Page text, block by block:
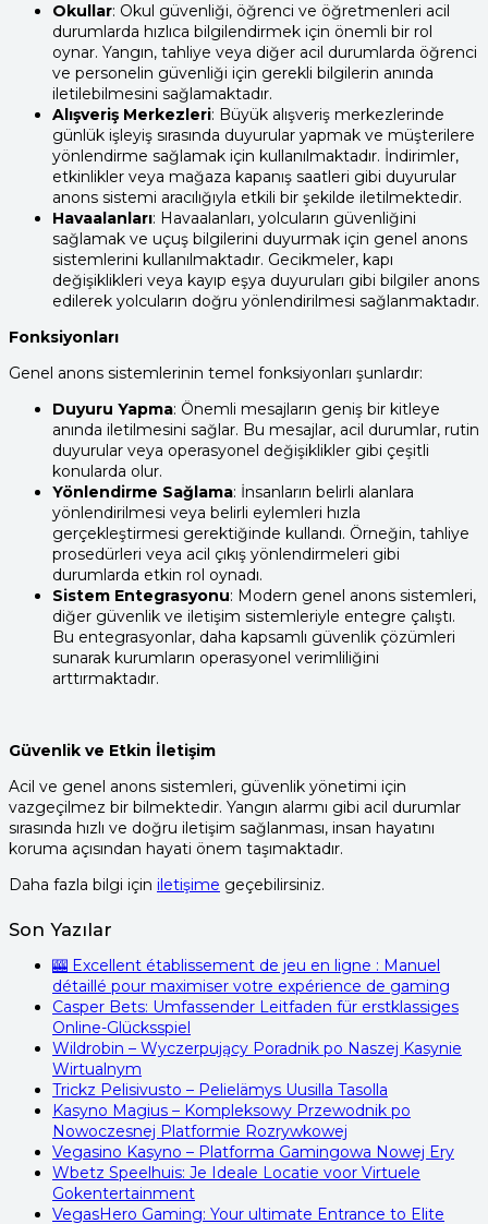
Okullar: Okul güvenliği, öğrenci ve öğretmenleri acil
durumlarda hızlıca bilgilendirmek için önemli bir rol
oynar. Yangın, tahliye veya diğer acil durumlarda öğrenci
ve personelin güvenliği için gerekli bilgilerin anında
iletilebilmesini sağlamaktadır.
Alışveriş Merkezleri: Büyük alışveriş merkezlerinde
günlük işleyiş sırasında duyurular yapmak ve müşterilere
yönlendirme sağlamak için kullanılmaktadır. İndirimler,
etkinlikler veya mağaza kapanış saatleri gibi duyurular
anons sistemi aracılığıyla etkili bir şekilde iletilmektedir.
Havaalanları: Havaalanları, yolcuların güvenliğini
sağlamak ve uçuş bilgilerini duyurmak için genel anons
sistemlerini kullanılmaktadır. Gecikmeler, kapı
değişiklikleri veya kayıp eşya duyuruları gibi bilgiler anons
edilerek yolcuların doğru yönlendirilmesi sağlanmaktadır.
Fonksiyonları
Genel anons sistemlerinin temel fonksiyonları şunlardır:
Duyuru Yapma: Önemli mesajların geniş bir kitleye
anında iletilmesini sağlar. Bu mesajlar, acil durumlar, rutin
duyurular veya operasyonel değişiklikler gibi çeşitli
konularda olur.
Yönlendirme Sağlama: İnsanların belirli alanlara
yönlendirilmesi veya belirli eylemleri hızla
gerçekleştirmesi gerektiğinde kullandı. Örneğin, tahliye
prosedürleri veya acil çıkış yönlendirmeleri gibi
durumlarda etkin rol oynadı.
Sistem Entegrasyonu: Modern genel anons sistemleri,
diğer güvenlik ve iletişim sistemleriyle entegre çalıştı.
Bu entegrasyonlar, daha kapsamlı güvenlik çözümleri
sunarak kurumların operasyonel verimliliğini
arttırmaktadır.
Güvenlik ve Etkin İletişim
Acil ve genel anons sistemleri, güvenlik yönetimi için
vazgeçilmez bir bilmektedir. Yangın alarmı gibi acil durumlar
sırasında hızlı ve doğru iletişim sağlanması, insan hayatını
koruma açısından hayati önem taşımaktadır.
Daha fazla bilgi için iletişime geçebilirsiniz.
Son Yazılar
🎰 Excellent établissement de jeu en ligne : Manuel
détaillé pour maximiser votre expérience de gaming
Casper Bets: Umfassender Leitfaden für erstklassiges
Online-Glücksspiel
Wildrobin – Wyczerpujący Poradnik po Naszej Kasynie
Wirtualnym
Trickz Pelisivusto – Pelielämys Uusilla Tasolla
Kasyno Magius – Kompleksowy Przewodnik po
Nowoczesnej Platformie Rozrywkowej
Vegasino Kasyno – Platforma Gamingowa Nowej Ery
Wbetz Speelhuis: Je Ideale Locatie voor Virtuele
Gokentertainment
VegasHero Gaming: Your ultimate Entrance to Elite